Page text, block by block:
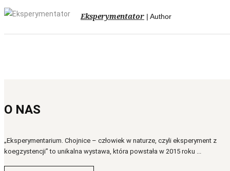
Eksperymentator | Author
O NAS
„Eksperymentarium. Chojnice – człowiek w naturze, czyli eksperyment z
koegzystencji” to unikalna wystawa, która powstała w 2015 roku ...